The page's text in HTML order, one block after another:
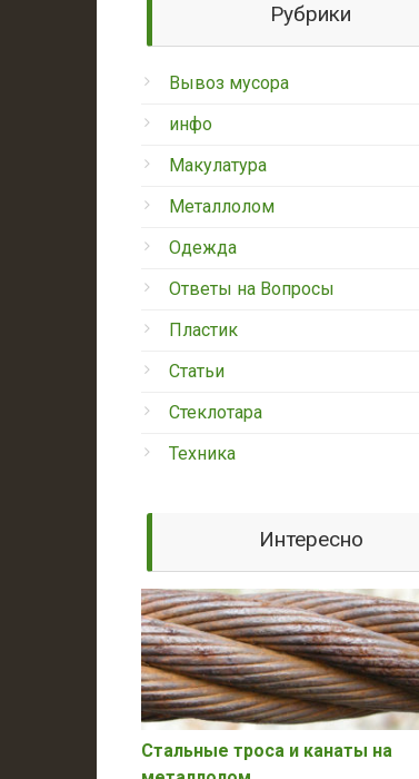
Рубрики
Вывоз мусора
инфо
Макулатура
Металлолом
Одежда
Ответы на Вопросы
Пластик
Статьи
Стеклотара
Техника
Интересно
Стальные троса и канаты на